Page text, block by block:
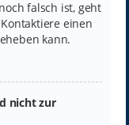
falsch ist, geht
einen
kann.
nicht zur